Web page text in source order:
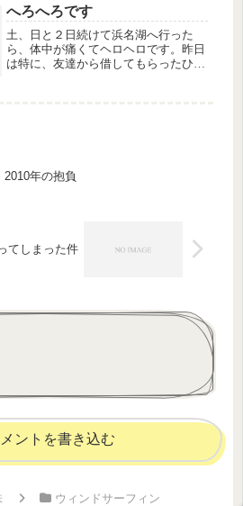
するセイルを押さえつけて、望ましい
位置に持って行こうとじたばたしてい
た...
へろへろです
土、日と２日続けて浜名湖へ行った
ら、体中が痛くてヘロヘロです。昨日
は特に、友達から借してもらったひと
2010年の抱負
てしまった件
ントを書き込む
ウィンドサーフィン